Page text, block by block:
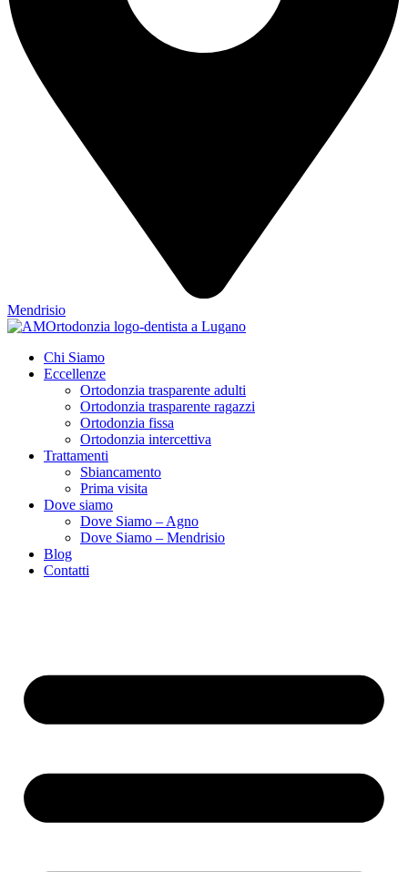
Mendrisio
Chi Siamo
Eccellenze
Ortodonzia trasparente adulti
Ortodonzia trasparente ragazzi
Ortodonzia fissa
Ortodonzia intercettiva
Trattamenti
Sbiancamento
Prima visita
Dove siamo
Dove Siamo – Agno
Dove Siamo – Mendrisio
Blog
Contatti